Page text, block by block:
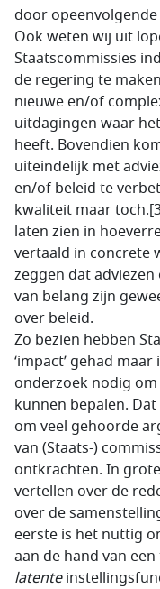
door
Ook weten wij uit
Staatscommissies
de regering te
nieuwe en/of
uitdagingen waar
heeft. Bovendien
uiteindelijk met
en/of beleid te
kwaliteit maar
laten zien in
vertaald in concrete
zeggen dat
van belang zijn
over beleid.
Zo bezien hebben
‘impact’ gehad
onderzoek nodig
kunnen bepalen.
om veel gehoorde
van (Staats-)
ontkrachten. In
vertellen over de
over de
eerste is het nuttig
aan de hand van
latente